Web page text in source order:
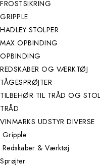
FROSTSIKRING
GRIPPLE
HADLEY STOLPER
MAX OPBINDING
OPBINDING
REDSKABER OG VÆRKTØJ
TÅGESPRØJTER
TILBEHØR TIL TRÅD OG
TRÅD
VINMARKS UDSTYR DIVERSE
Gripple
Redskaber & Værktøj
Sprøjter